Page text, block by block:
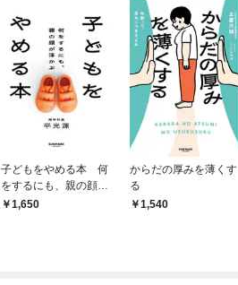
子どもをやめる本 何
をするにも、親の顔が
浮かぶ
1,650
からだの厚みを薄くす
る
1,540